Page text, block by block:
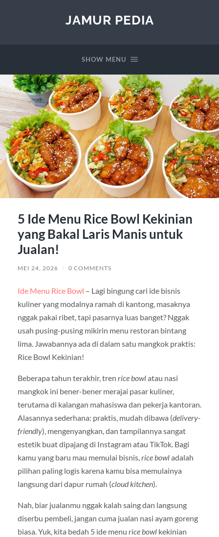
JAMUR PEDIA
SHOW MENU
5 Ide Menu Rice Bowl Kekinian
yang Bakal Laris Manis untuk
Jualan!
MEI 24, 2026 / 0 COMMENTS
Ide Menu Rice Bowl – Lagi bingung cari ide bisnis
kuliner yang modalnya ramah di kantong, masaknya
nggak pakai ribet, tapi pasarnya luas banget? Nggak
usah pusing-pusing mikirin menu restoran bintang
lima. Jawabannya ada di dalam satu mangkok praktis:
Rice Bowl Kekinian!
Beberapa tahun terakhir, tren rice bowlatau nasi
mangkok ini bener-bener merajai pasar kuliner,
terutama di kalangan mahasiswa dan pekerja kantoran.
Alasannya sederhana: praktis, mudah dibawa (delivery-
friendly), mengenyangkan, dan tampilannya sangat
estetik buat dipajang di Instagram atau TikTok. Bagi
kamu yang baru mau memulai bisnis,rice bowladalah
pilihan paling logis karena kamu bisa memulainya
langsung dari dapur rumah (cloud kitchen).
Nah, biar jualanmu nggak kalah saing dan langsung
diserbu pembeli, jangan cuma jualan nasi ayam goreng
biasa. Yuk, kita bedah 5 ide menu rice bowlkekinian